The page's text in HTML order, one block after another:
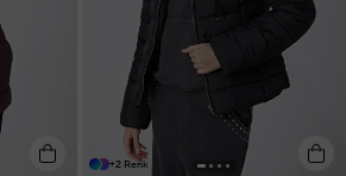
+2 Renk